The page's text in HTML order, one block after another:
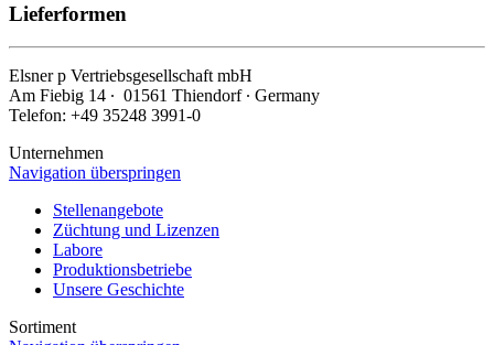
Lieferformen
Elsnerp Vertriebsgesellschaft mbH
Am Fiebig 14 ∙ 01561 Thiendorf ∙ Germany
Telefon: +49 35248 3991-0
Unternehmen
Navigation überspringen
Stellenangebote
Züchtung und Lizenzen
Labore
Produktionsbetriebe
Unsere Geschichte
Sortiment